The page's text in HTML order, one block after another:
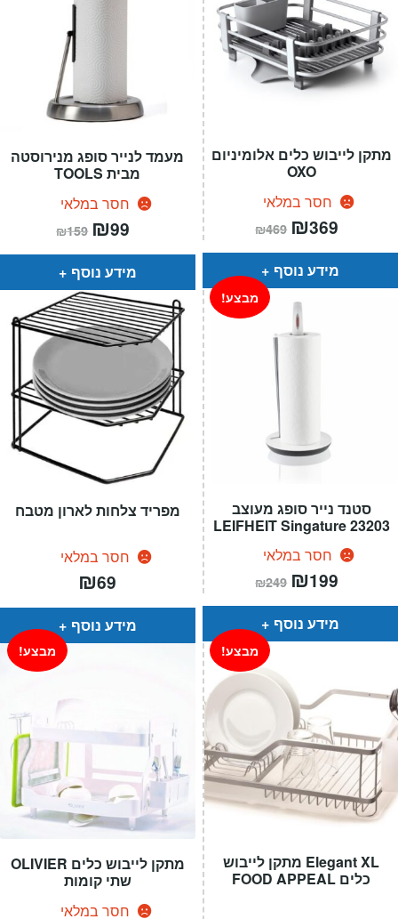
מעמד לנייר סופג מנירוסטה
מבית TOOLS
חסר במלאי
₪159 המחיר
המקורי
היה:
₪159.
₪99
הוא:
מידע נוסף
מתקן לייבוש כלים אלומיניום
OXO
חסר במלאי
₪469 המחיר
המקורי
היה:
₪469.
₪369
הוא:
מידע נוסף
מפריד צלחות לארון מטבח
חסר במלאי
₪69
מידע נוסף
סטנד נייר סופג מעוצב
LEIFHEIT Singature 23203
חסר במלאי
מבצע!
₪249 המחיר
המקורי
היה:
₪249.
₪199
הוא:
מידע נוסף
מתקן לייבוש כלים OLIVIER
שתי קומות
חסר במלאי
מבצע!
Elegant XL מתקן לייבוש
כלים FOOD APPEAL
מבצע!